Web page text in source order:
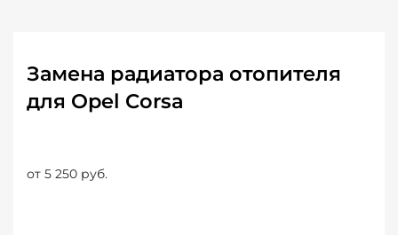
Замена радиатора отопителя
для Opel Corsa
от 5 250 руб.